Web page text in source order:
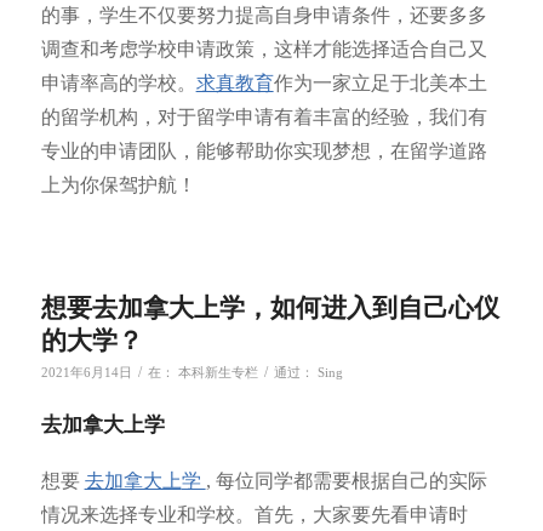
的事，学生不仅要努力提高自身申请条件，还要多多
调查和考虑学校申请政策，这样才能选择适合自己又
申请率高的学校。 求真教育作为一家立足于北美本土
的留学机构，对于留学申请有着丰富的经验，我们有
专业的申请团队，能够帮助你实现梦想，在留学道路
上为你保驾护航！
想要去加拿大上学，如何进入到自己心仪
的大学？
2021年6月14日 / 在： 本科新生专栏 / 通过： Sing
去加拿大上学
想要 去加拿大上学 , 每位同学都需要根据自己的实际
情况来选择专业和学校。首先，大家要先看申请时